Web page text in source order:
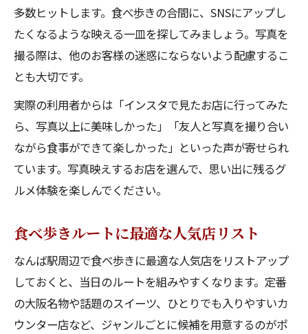
多数ヒットします。食べ歩きの合間に、SNSにアップし
たくなるような映える一皿を探してみましょう。写真を
撮る際は、他のお客様の迷惑にならないよう配慮するこ
とも大切です。
実際の利用者からは「インスタで見たお店に行ってみた
ら、写真以上に美味しかった」「友人と写真を撮り合い
ながら食事ができて楽しかった」といった声が寄せられ
ています。写真映えするお店を選んで、思い出に残るグ
ルメ体験を楽しんでください。
食べ歩きルートに最適な人気店リスト
なんば駅周辺で食べ歩きに最適な人気店をリストアップ
しておくと、当日のルートを組みやすくなります。定番
の大阪名物や話題のスイーツ、ひとりでも入りやすいカ
ウンター店など、ジャンルごとに候補を用意するのがポ